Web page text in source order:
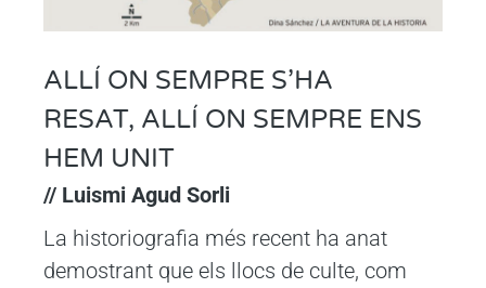
ALLÍ ON SEMPRE S’HA
RESAT, ALLÍ ON SEMPRE ENS
HEM UNIT
// Luismi Agud Sorli
La historiografia més recent ha anat
demostrant que els llocs de culte, com